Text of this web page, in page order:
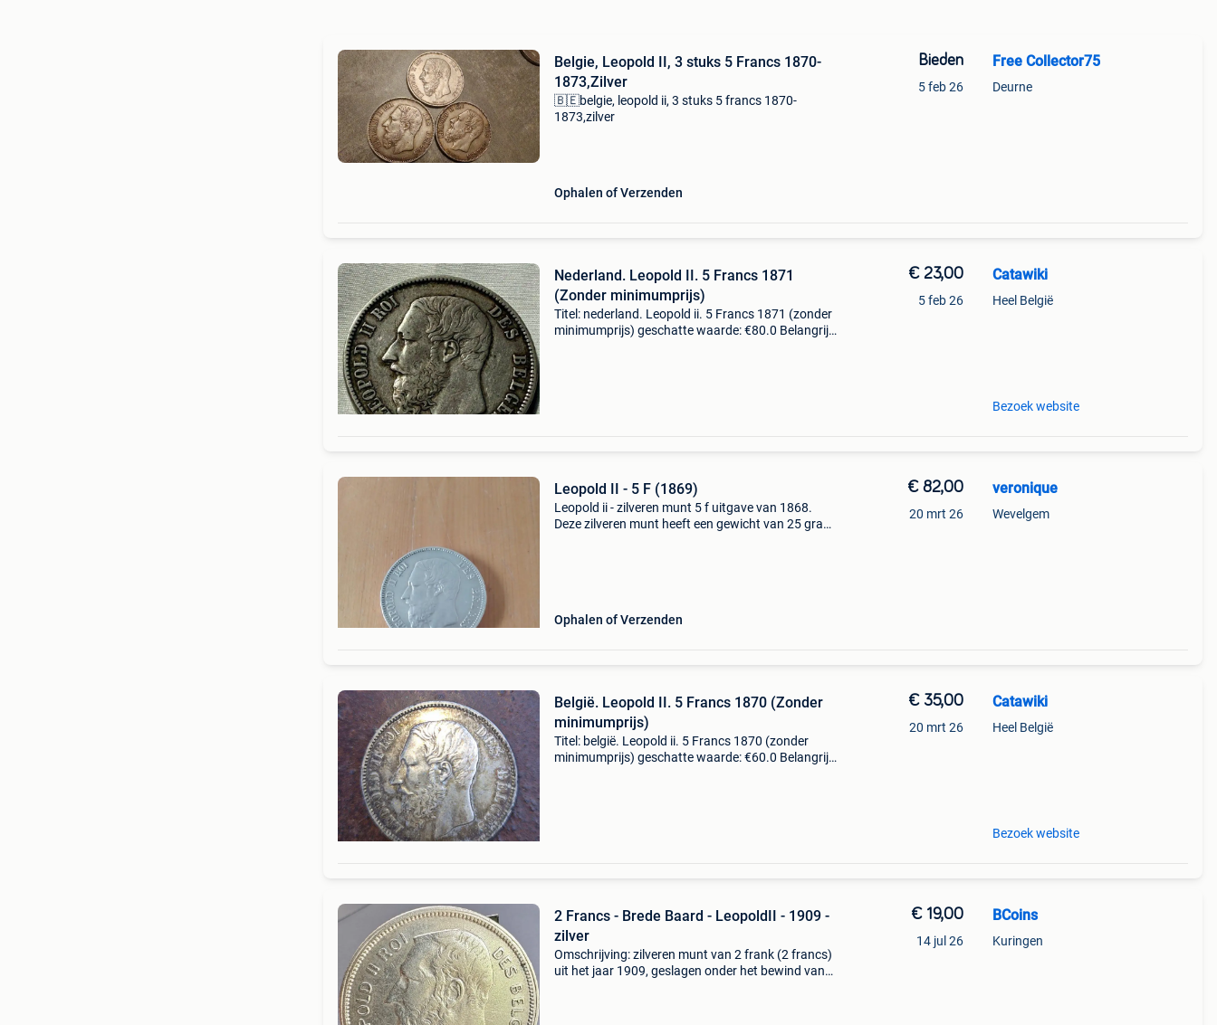
Belgie, Leopold II, 3 stuks 5 Francs 1870-
1873,Zilver
🇧🇪belgie, leopold ii, 3 stuks 5 francs 1870-
1873,zilver
Ophalen of Verzenden
Bieden
5 feb 26
Free Collector75
Deurne
Nederland. Leopold II. 5 Francs 1871
(Zonder minimumprijs)
Titel: nederland. Leopold ii. 5 Francs 1871 (zonder
minimumprijs) geschatte waarde: €80.0 Belangrijk:
€ 23,00
5 feb 26
Catawiki
Heel België
Bezoek website
Leopold II - 5 F (1869)
Leopold ii - zilveren munt 5 f uitgave van 1868.
Deze zilveren munt heeft een gewicht van 25 gram,
Ophalen of Verzenden
€ 82,00
20 mrt 26
veronique
Wevelgem
België. Leopold II. 5 Francs 1870 (Zonder
minimumprijs)
Titel: belgië. Leopold ii. 5 Francs 1870 (zonder
minimumprijs) geschatte waarde: €60.0 Belangrijk:
€ 35,00
20 mrt 26
Catawiki
Heel België
Bezoek website
2 Francs - Brede Baard - LeopoldII - 1909 -
zilver
Omschrijving: zilveren munt van 2 frank (2 francs)
uit het jaar 1909, geslagen onder het bewind van
€ 19,00
14 jul 26
BCoins
Kuringen